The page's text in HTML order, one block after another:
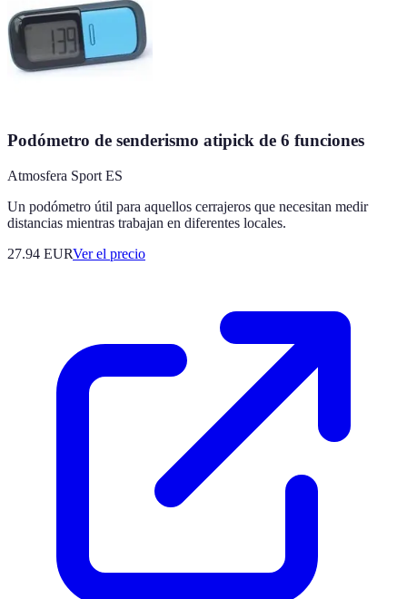
Podómetro de senderismo atipick de 6 funciones
Atmosfera Sport ES
Un podómetro útil para aquellos cerrajeros que necesitan medir
distancias mientras trabajan en diferentes locales.
27.94 EURVer el precio